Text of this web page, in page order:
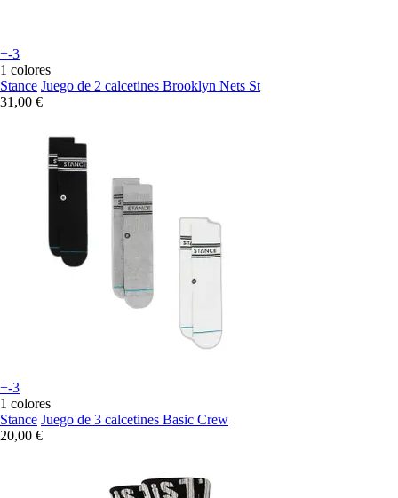
+-3
1 colores
Stance Juego de 2 calcetines Brooklyn Nets St
31,00 €
+-3
1 colores
Stance Juego de 3 calcetines Basic Crew
20,00 €